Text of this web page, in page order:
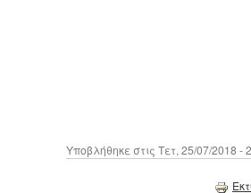
Υποβλήθηκε στις Τετ, 25/07/2018 -